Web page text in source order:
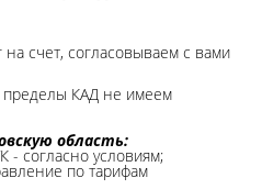
счет, согласовываем с вами
пределы КАД не имеем
область:
- согласно условиям;
по тарифам